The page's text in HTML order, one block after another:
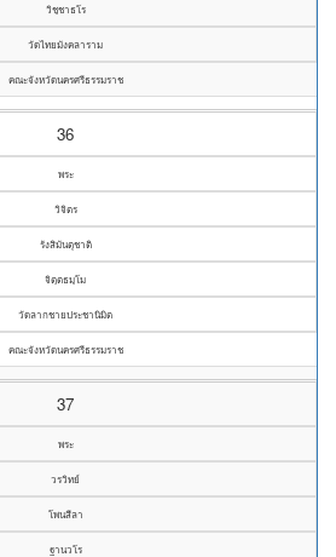
วิชฺชาธโร
วัดไทยมังคลาราม
คณะจังหวัดนครศรีธรรมราช
36
พระ
วิจิตร
รังสิมันตุชาติ
จิตฺตธมฺโม
วัดลากชายประชานิมิต
คณะจังหวัดนครศรีธรรมราช
37
พระ
วรวิทย์
โพนสีลา
ฐานวโร